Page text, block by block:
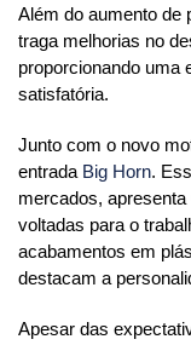
Além do aumento de
traga melhorias no
proporcionando uma
satisfatória.
Junto com o novo
entrada Big Horn.
mercados,
voltadas para o
acabamentos em
destacam a
Apesar das